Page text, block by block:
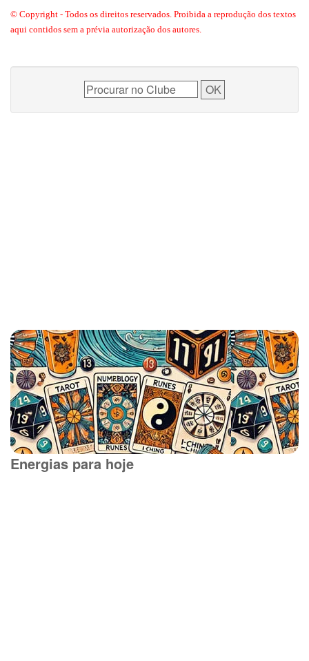
© Copyright - Todos os direitos reservados. Proibida a reprodução dos textos
aqui contidos sem a prévia autorização dos autores.
Energias para hoje